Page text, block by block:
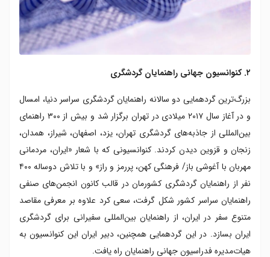
۲. کنوانسیون جهانی راهنمایان گردشگری
بزرگ‌ترین گردهمایی دو سالانه راهنمایان گردشگری سراسر دنیا، امسال
و در آغاز سال ۲۰۱۷ میلادی در تهران برگزار شد و بیش از ۳۰۰ راهنمای
بین‌المللی از جاذبه‌های گردشگری تهران، یزد، اصفهان، شیراز، همدان،
زنجان و قزوین دیدن کردند. کنوانسیونی که با شعار «ایران، مردمانی
مهربان با آغوشی باز/ فرهنگی کهن، پررمز و راز» و با تلاش دوساله ۴۰۰
نفر از راهنمایان گردشگری کشورمان در قالب کانون انجمن‌های صنفی
راهنمایان سراسر کشور شکل گرفت، سعی کرد علاوه بر معرفی مقاصد
متنوع سفر در ایران، از راهنمایان بین‌المللی سفیرانی برای گردشگری
ایران بسازد. در این گردهمایی همچنین، دبیر ایران این کنوانسیون به
هیات‌مدیره فدراسیون جهانی راهنمایان راه یافت.